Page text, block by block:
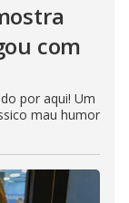
com
por aqui! Um
mau humor